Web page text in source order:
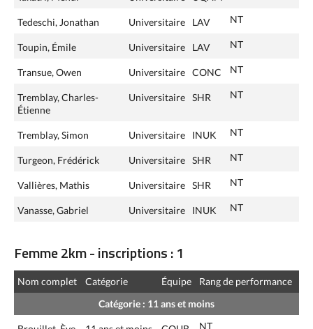
Tedeschi, Jonathan Universitaire LAV NT
Toupin, Émile Universitaire LAV NT
Transue, Owen Universitaire CONC NT
Tremblay, Charles-
Étienne
Universitaire SHR NT
Tremblay, Simon Universitaire INUK NT
Turgeon, Frédérick Universitaire SHR NT
Vallières, Mathis Universitaire SHR NT
Vanasse, Gabriel Universitaire INUK NT
Femme 2km - inscriptions : 1
Nom complet Catégorie Équipe
Rang de performance
Catégorie : 11 ans et moins
NT